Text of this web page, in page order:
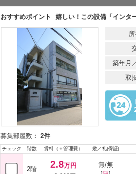
おすすめポイント 嬉しい！この設備「インタ
築年月
取
募集部屋数： 2件
チェック 階数 賃料（＋管理費） 敷／礼[保証]
2階 2.8万円
無/無